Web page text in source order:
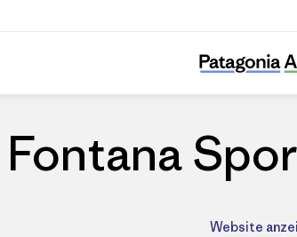
Fontana
Fontana
Website